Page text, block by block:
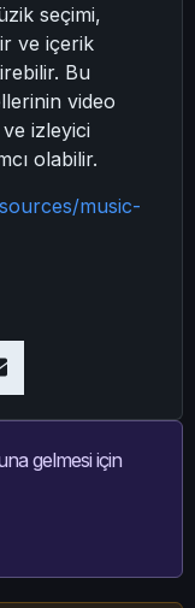
seçimi,
ve içerik
Bu
video
izleyici
olabilir.
music-
gelmesi için